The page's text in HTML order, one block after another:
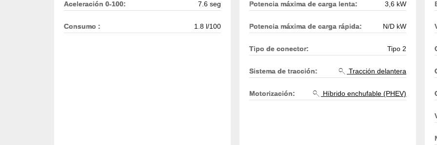
Aceleración 0-100: 7.6 seg
Consumo : 1.8 l/100
Potencia máxima de carga lenta: 3,6 kW
Potencia máxima de carga rápida: N/D kW
Tipo de conector: Tipo 2
Sistema de tracción: Tracción delantera
Motorización: Híbrido enchufable (PHEV)